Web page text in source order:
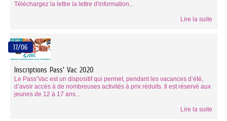
Téléchargez la lettre la lettre d'information...
Lire la suite
17/06
Inscriptions Pass' Vac 2020
Le Pass’Vac est un dispositif qui permet, pendant les vacances d’été,
d’avoir accès à de nombreuses activités à prix réduits. Il est réservé aux
jeunes de 12 à 17 ans...
Lire la suite